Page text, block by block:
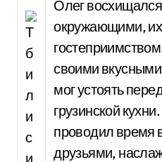
Олег восхищался своими
окружающими, их
своими
мог устоять
грузинской
проводил время
друзьями,